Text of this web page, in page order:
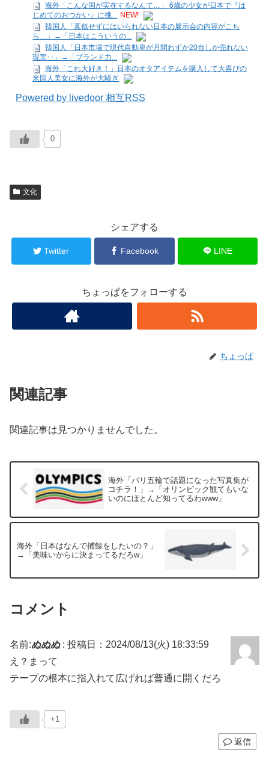
海外「こんな国が実在するなんて…」 6歳の少女が日本で『は
じめてのおつかい』に挑... NEW!
韓国人「真似せずにはいられない日本の展示会の内容がこち
ら…」→「日本はこういうの...
韓国人「日本市場で現代自動車が月間わずか20台しか売れない
現実‥」→「ブランド力...
海外「これ大好き！」日本のオタアイテムを購入して大喜びの
米国人美女に海外が大騒ぎ
Powered by livedoor 相互RSS
0
文化
シェアする
Twitter Facebook LINE
ちょっぱをフォローする
ちょっぱ
関連記事
関連記事は見つかりませんでした。
海外「パリ五輪で話題になった写真集が
コチラ！」→「オリンピック観てもいな
いのにほとんど知ってるわwww」
海外「日本はなんで捕鯨をしたいの？」
→「美味いからに決まってるだろw」
コメント
名前:ぬぬぬ: 投稿日：2024/08/13(火) 18:33:59
え？まって
テープの根本に指入れて広げれば普通に開くだろ
+1
返信